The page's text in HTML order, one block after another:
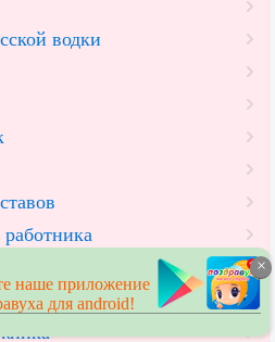
водки
×
наше приложение
для android!